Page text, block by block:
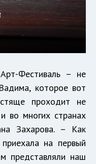
Фестиваль – не
которое вот
проходит не
во многих странах
Захарова. – Как
на первый
представляли наш